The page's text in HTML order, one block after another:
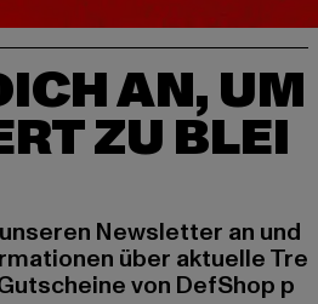
AN, UM
ZU BLEI
Newsletter an und
über aktuelle Tre
von DefShop p